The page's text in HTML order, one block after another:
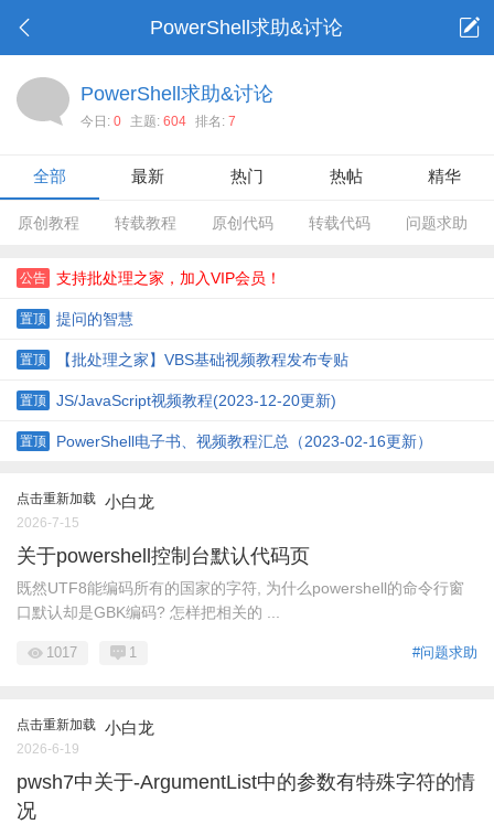
PowerShell求助&讨论
PowerShell求助&讨论
今日: 0 主题: 604 排名: 7
全部 最新 热门 热帖 精华
原创教程 转载教程 原创代码 转载代码 问题求助
公告 支持批处理之家，加入VIP会员！
置顶 提问的智慧
置顶 【批处理之家】VBS基础视频教程发布专贴
置顶 JS/JavaScript视频教程(2023-12-20更新)
置顶 PowerShell电子书、视频教程汇总（2023-02-16更新）
点击重新加载 小白龙
2026-7-15
关于powershell控制台默认代码页
既然UTF8能编码所有的国家的字符, 为什么powershell的命令行窗
口默认却是GBK编码? 怎样把相关的 ...
#问题求助
1017 1
点击重新加载 小白龙
2026-6-19
pwsh7中关于-ArgumentList中的参数有特殊字符的情
况